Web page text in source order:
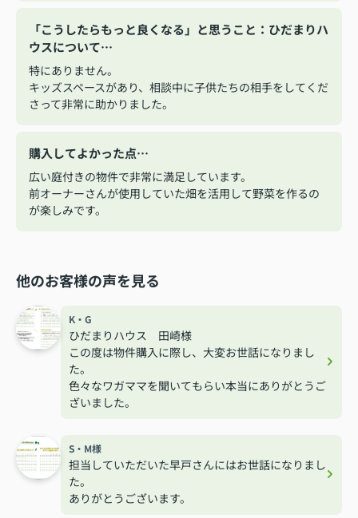
「こうしたらもっと良くなる」と思うこと：ひだまりハ
ウスについて…
特にありません。
キッズスペースがあり、相談中に子供たちの相手をしてくだ
さって非常に助かりました。
購入してよかった点…
広い庭付きの物件で非常に満足しています。
前オーナーさんが使用していた畑を活用して野菜を作るの
が楽しみです。
他のお客様の声を見る
K・G
ひだまりハウス 田崎様
この度は物件購入に際し、大変お世話になりまし
た。
色々なワガママを聞いてもらい本当にありがとうご
ざいました。
S・M様
担当していただいた早戸さんにはお世話になりまし
た。
ありがとうございます。